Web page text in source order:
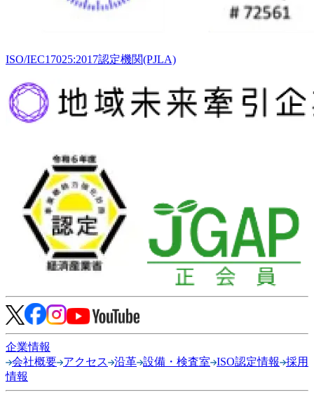
ISO/IEC17025:2017認定機関(PJLA)
企業情報
会社概要 アクセス 沿革 設備・検査室 ISO認定情報
採用
情報